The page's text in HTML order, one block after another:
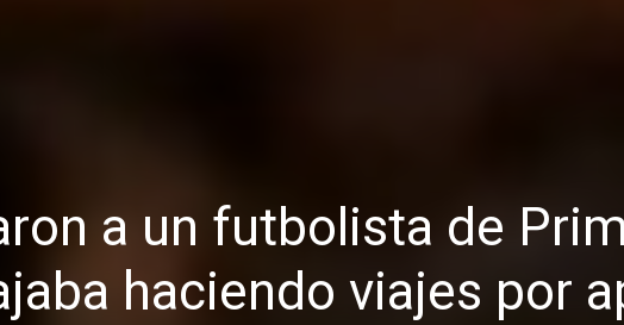
a un futbolista de
haciendo viajes por